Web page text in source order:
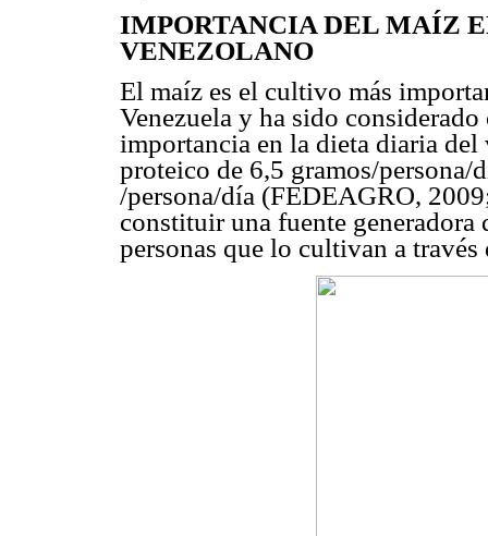
IMPORTANCIA DEL MAÍZ
VENEZOLANO
El maíz es el cultivo más
Venezuela y ha sido
importancia en la dieta diaria del
proteico de 6,5 gramos/
/persona/día (FEDEAGRO,
constituir una fuente generadora
personas que lo cultivan a